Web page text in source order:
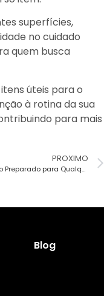
superfícies,
no cuidado
quem busca
úteis para o
à rotina da sua
para mais
PROXIMO
Seu Carro Preparado para Qualquer Temperatura com a Rodabrill
Blog